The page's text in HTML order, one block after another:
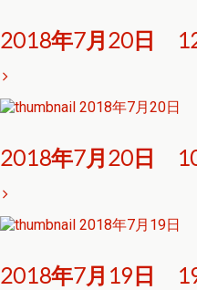
2018年7月20日
2018年7月20日
2018年7月20日
2018年7月19日
2018年7月19日